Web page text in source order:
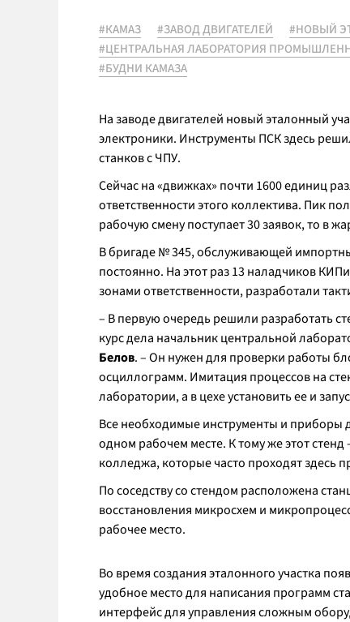
#КАМАЗ #ЗАВОД ДВИГАТЕЛЕЙ
#НОВЫЙ
#ЦЕНТРАЛЬНАЯ ЛАБОРАТОРИЯ
#БУДНИ КАМАЗА
На заводе двигателей новый эталонный
электроники. Инструменты ПСК здесь
станков с ЧПУ.
Сейчас на «движках» почти 1600 единиц
ответственности этого коллектива. Пик
рабочую смену поступает 30 заявок, то в
В бригаде № 345, обслуживающей
постоянно. На этот раз 13 наладчиков
зонами ответственности, разработали
– В первую очередь решили разработать
курс дела начальник центральной
Белов. – Он нужен для проверки работы
осциллограмм. Имитация процессов на
лаборатории, а в цехе установить ее и
Все необходимые инструменты и приборы
одном рабочем месте. К тому же этот
колледжа, которые часто проходят здесь
По соседству со стендом расположена
восстановления микросхем и
рабочее место.
Во время создания эталонного участка
удобное место для написания программ
интерфейс для управления сложным